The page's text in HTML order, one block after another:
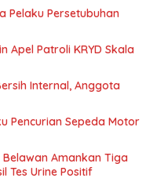
Pelaku Persetubuhan
Apel Patroli KRYD Skala
Internal, Anggota
Pencurian Sepeda Motor
Belawan Amankan Tiga
Tes Urine Positif